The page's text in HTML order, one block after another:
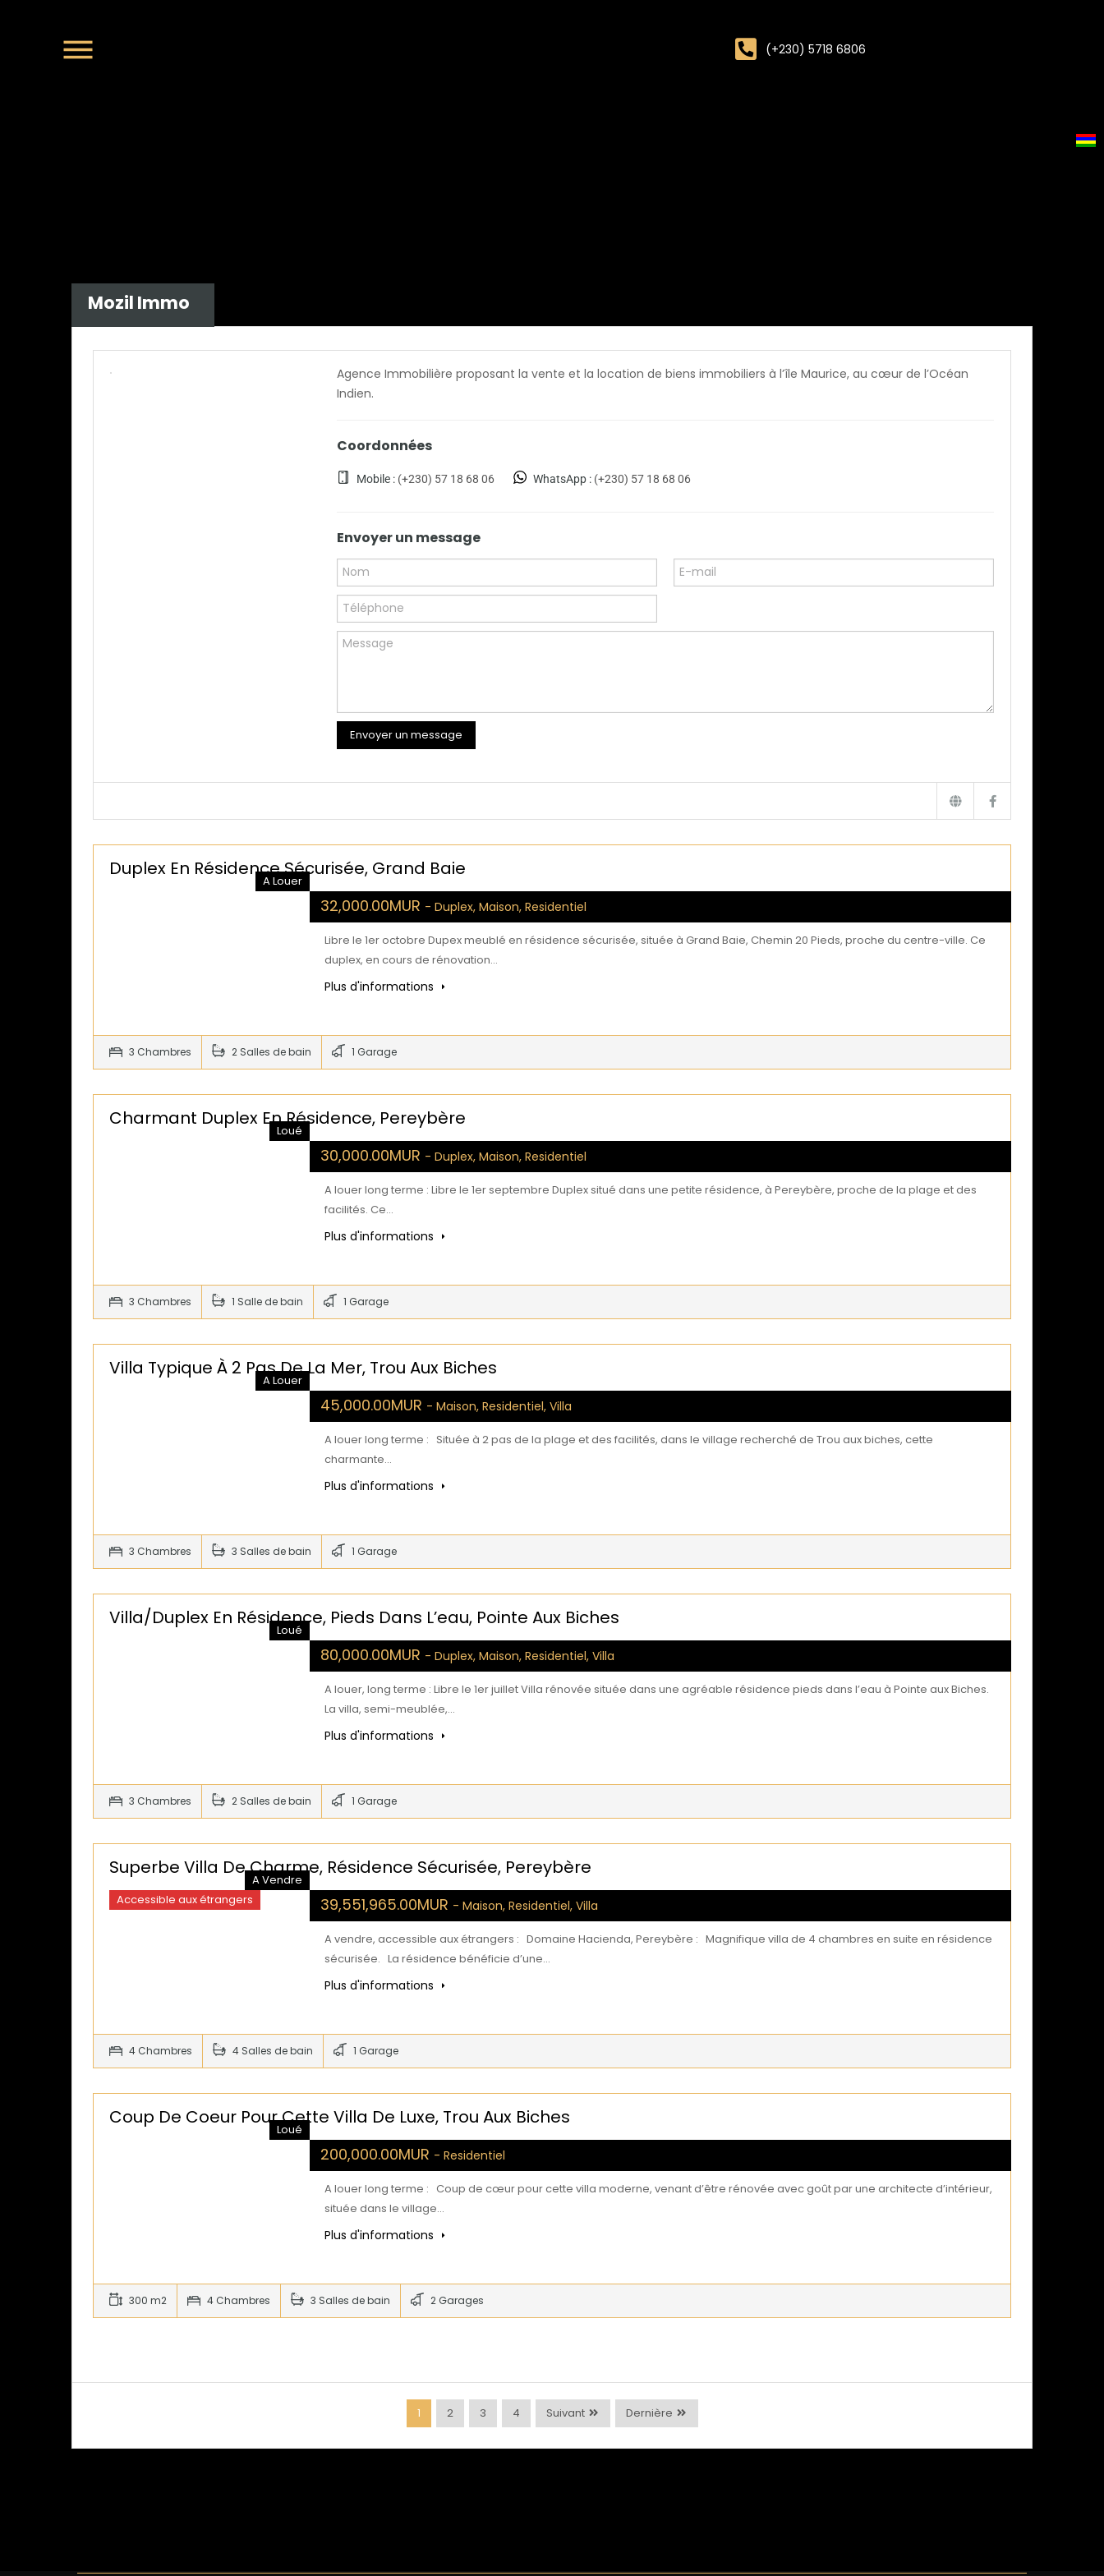
(+230) 5718 6806
Mozil Immo
Agence Immobilière proposant la vente et la location de biens immobiliers à l’île Maurice, au cœur de l’Océan
Indien.
Coordonnées
Mobile : (+230) 57 18 68 06 WhatsApp : (+230) 57 18 68 06
Envoyer un message
Duplex En Résidence Sécurisée, Grand Baie
A Louer
32,000.00MUR - Duplex, Maison, Residentiel
Libre le 1er octobre Dupex meublé en résidence sécurisée, située à Grand Baie, Chemin 20 Pieds, proche du centre-ville. Ce
duplex, en cours de rénovation…
Plus d'informations
3 Chambres 2 Salles de bain 1 Garage
Charmant Duplex En Résidence, Pereybère
Loué
30,000.00MUR - Duplex, Maison, Residentiel
A louer long terme : Libre le 1er septembre Duplex situé dans une petite résidence, à Pereybère, proche de la plage et des
facilités. Ce…
Plus d'informations
3 Chambres 1 Salle de bain 1 Garage
Villa Typique À 2 Pas De La Mer, Trou Aux Biches
A Louer
45,000.00MUR - Maison, Residentiel, Villa
A louer long terme : Située à 2 pas de la plage et des facilités, dans le village recherché de Trou aux biches, cette
charmante…
Plus d'informations
3 Chambres 3 Salles de bain 1 Garage
Villa/duplex En Résidence, Pieds Dans L’eau, Pointe Aux Biches
Loué
80,000.00MUR - Duplex, Maison, Residentiel, Villa
A louer, long terme : Libre le 1er juillet Villa rénovée située dans une agréable résidence pieds dans l’eau à Pointe aux Biches.
La villa, semi-meublée,…
Plus d'informations
3 Chambres 2 Salles de bain 1 Garage
Superbe Villa De Charme, Résidence Sécurisée, Pereybère
Accessible aux étrangers
A Vendre
39,551,965.00MUR - Maison, Residentiel, Villa
A vendre, accessible aux étrangers : Domaine Hacienda, Pereybère : Magnifique villa de 4 chambres en suite en résidence
sécurisée. La résidence bénéficie d’une…
Plus d'informations
4 Chambres 4 Salles de bain 1 Garage
Coup De Coeur Pour Cette Villa De Luxe, Trou Aux Biches
Loué
200,000.00MUR - Residentiel
A louer long terme : Coup de cœur pour cette villa moderne, venant d’être rénovée avec goût par une architecte d’intérieur,
située dans le village…
Plus d'informations
300 m2 4 Chambres 3 Salles de bain 2 Garages
1 2 3 4 Suivant Dernière